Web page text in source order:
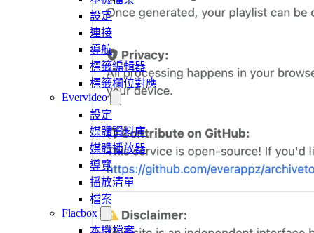
設定
連接
導航
標籤編輯器
標籤欄位對應
Evervideo
設定
媒體資料庫
媒體播放器
導覽
播放清單
檔案
Flacbox
本機檔案